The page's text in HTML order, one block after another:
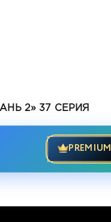
2» 37 СЕРИЯ
PREMIUM